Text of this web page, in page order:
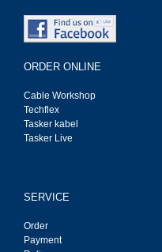
ORDER ONLINE
Cable Workshop
Techflex
Tasker kabel
Tasker Live
SERVICE
Order
Payment